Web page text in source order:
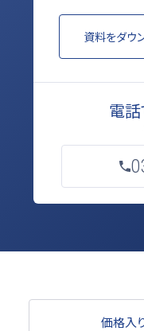
資料をダウ
電
価格入